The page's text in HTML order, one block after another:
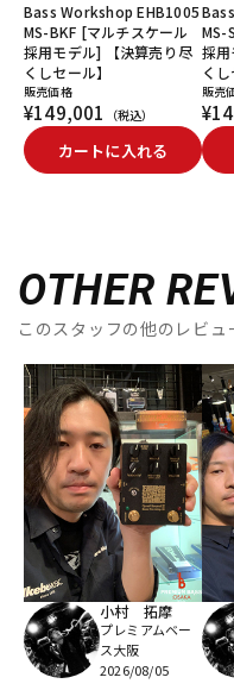
Bass Workshop EHB1005
MS-BKF [マルチスケール
採用モデル] 【決算売り尽
くしセール】
販売価格
¥149,001 （税込）
カートに入れる
MS-
採
くし
販売
OTHER
このスタッフの他のレビュ
小村 拓摩
プレミアムベー
ス大阪
2026/08/05